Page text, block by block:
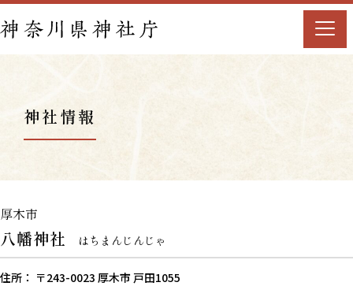
神社情報
厚木市
八幡神社 はちまんじんじゃ
住所： 〒243-0023 厚木市 戸田1055